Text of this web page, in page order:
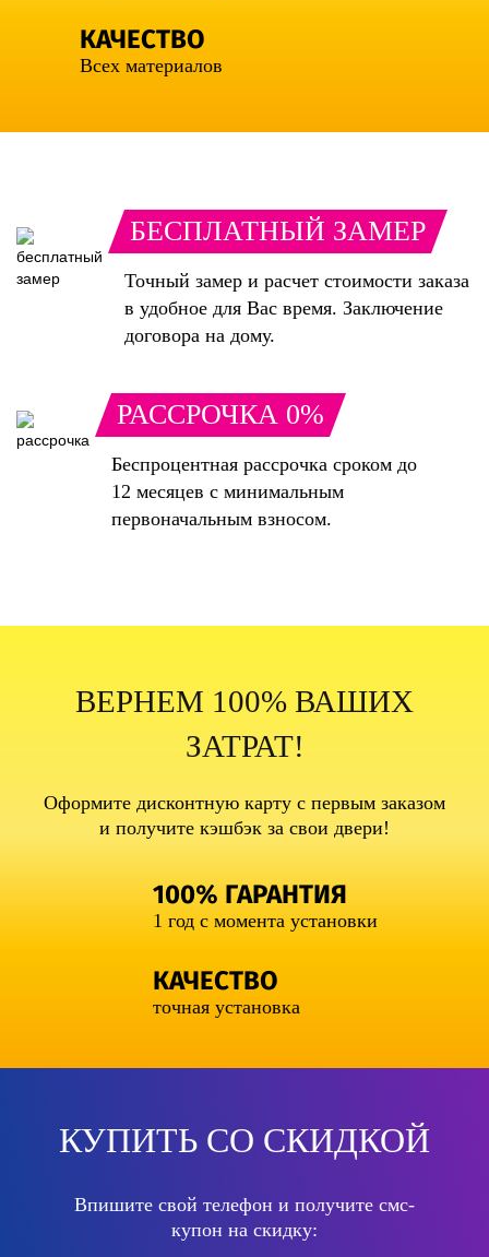
КАЧЕСТВО
Всех материалов
БЕСПЛАТНЫЙ ЗАМЕР
Точный замер и расчет стоимости заказа
в удобное для Вас время. Заключение
договора на дому.
РАССРОЧКА 0%
Беспроцентная рассрочка сроком до
12 месяцев с минимальным
первоначальным взносом.
ВЕРНЕМ 100% ВАШИХ
ЗАТРАТ!
Оформите дисконтную карту с первым заказом
и получите кэшбэк за свои двери!
100% ГАРАНТИЯ
1 год с момента установки
КАЧЕСТВО
точная установка
КУПИТЬ СО СКИДКОЙ
Впишите свой телефон и получите смс-
купон на скидку: